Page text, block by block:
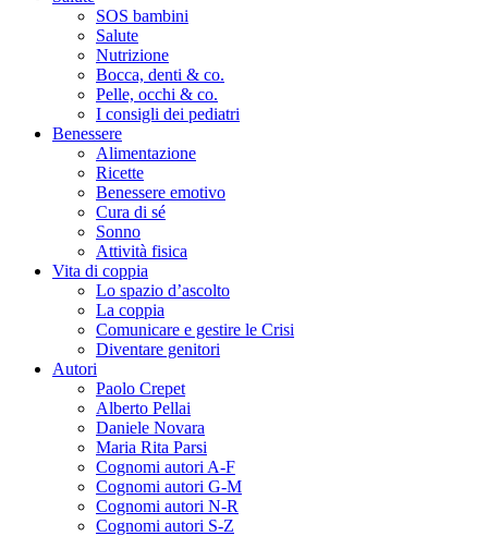
SOS bambini
Salute
Nutrizione
Bocca, denti & co.
Pelle, occhi & co.
I consigli dei pediatri
Benessere
Alimentazione
Ricette
Benessere emotivo
Cura di sé
Sonno
Attività fisica
Vita di coppia
Lo spazio d’ascolto
La coppia
Comunicare e gestire le Crisi
Diventare genitori
Autori
Paolo Crepet
Alberto Pellai
Daniele Novara
Maria Rita Parsi
Cognomi autori A-F
Cognomi autori G-M
Cognomi autori N-R
Cognomi autori S-Z